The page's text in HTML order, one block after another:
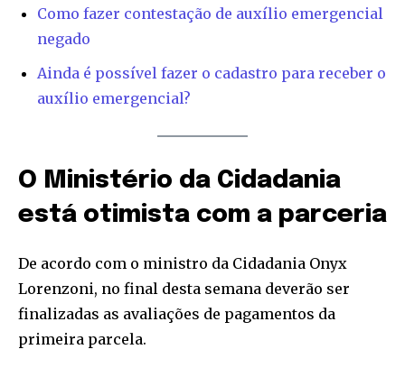
Como fazer contestação de auxílio emergencial
negado
Ainda é possível fazer o cadastro para receber o
auxílio emergencial?
O Ministério da Cidadania
está otimista com a parceria
De acordo com o ministro da Cidadania Onyx
Lorenzoni, no final desta semana deverão ser
finalizadas as avaliações de pagamentos da
primeira parcela.